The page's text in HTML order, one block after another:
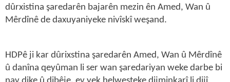
dûrxistina şaredarên bajarên mezin ên Amed, Wan û
Mêrdînê de daxuyaniyeke nivîskî weşand.
HDPê ji kar dûrixstina şaredarên Amed, Wan û Mêrdînê
û danîna qeyûman li ser wan şaredariyan weke darbe bi